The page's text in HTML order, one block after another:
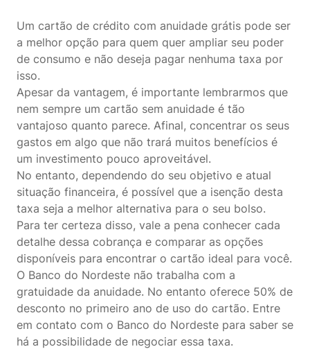
Um cartão de crédito com anuidade grátis pode ser
a melhor opção para quem quer ampliar seu poder
de consumo e não deseja pagar nenhuma taxa por
isso.
Apesar da vantagem, é importante lembrarmos que
nem sempre um cartão sem anuidade é tão
vantajoso quanto parece. Afinal, concentrar os seus
gastos em algo que não trará muitos benefícios é
um investimento pouco aproveitável.
No entanto, dependendo do seu objetivo e atual
situação financeira, é possível que a isenção desta
taxa seja a melhor alternativa para o seu bolso.
Para ter certeza disso, vale a pena conhecer cada
detalhe dessa cobrança e comparar as opções
disponíveis para encontrar o cartão ideal para você.
O Banco do Nordeste não trabalha com a
gratuidade da anuidade. No entanto oferece 50% de
desconto no primeiro ano de uso do cartão. Entre
em contato com o Banco do Nordeste para saber se
há a possibilidade de negociar essa taxa.